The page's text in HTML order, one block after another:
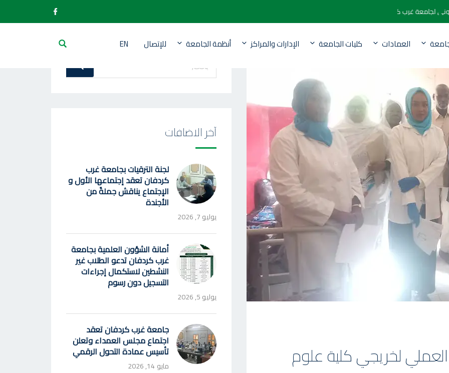
لجامعة غرب كردفان
العمادات كليات الجامعة الإدارات والمراكز أنظمة الجامعة للإتصال EN
العملي لخريجي كلية علوم
عن
بحث
آخر الاضافات
لجنة الترقيات بجامعة غرب
كردفان تعقد إجتماعها الأول و
الإجتماع يناقش جملةً من
الأجندة
يوليو 7, 2026
أمانة الشؤون العلمية بجامعة
غرب كردفان تدعو الطلاب غير
النشطين لاستكمال إجراءات
التسجيل دون رسوم
يوليو 5, 2026
جامعة غرب كردفان تعقد
اجتماع مجلس العمداء وتعلن
تأسيس عمادة التحول الرقمي
مايو 14, 2026